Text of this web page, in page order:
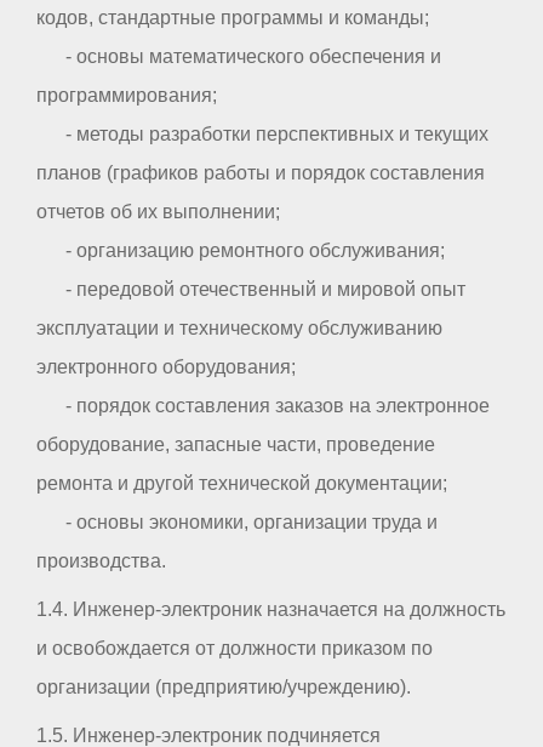
кодов, стандартные программы и команды;
- основы математического обеспечения и
программирования;
- методы разработки перспективных и текущих
планов (графиков работы и порядок составления
отчетов об их выполнении;
- организацию ремонтного обслуживания;
- передовой отечественный и мировой опыт
эксплуатации и техническому обслуживанию
электронного оборудования;
- порядок составления заказов на электронное
оборудование, запасные части, проведение
ремонта и другой технической документации;
- основы экономики, организации труда и
производства.
1.4. Инженер-электроник назначается на должность
и освобождается от должности приказом по
организации (предприятию/учреждению).
1.5. Инженер-электроник подчиняется